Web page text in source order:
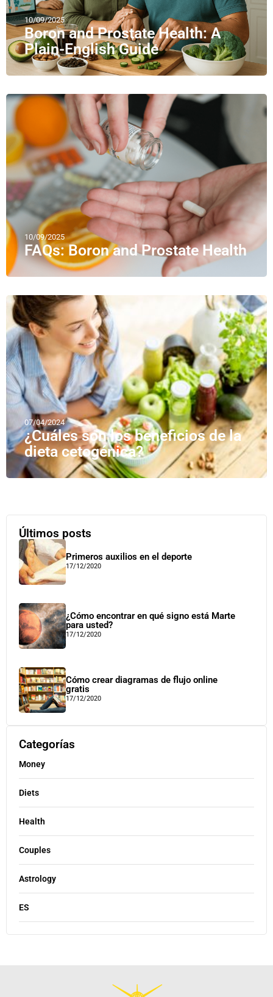
10/09/2025
Boron and Prostate Health: A
Plain-English Guide
10/09/2025
FAQs: Boron and Prostate Health
07/04/2024
¿Cuáles son los beneficios de la
dieta cetogénica?
Últimos posts
Primeros auxilios en el deporte
17/12/2020
¿Cómo encontrar en qué signo está Marte
para usted?
17/12/2020
Cómo crear diagramas de flujo online
gratis
17/12/2020
Categorías
Money
Diets
Health
Couples
Astrology
ES